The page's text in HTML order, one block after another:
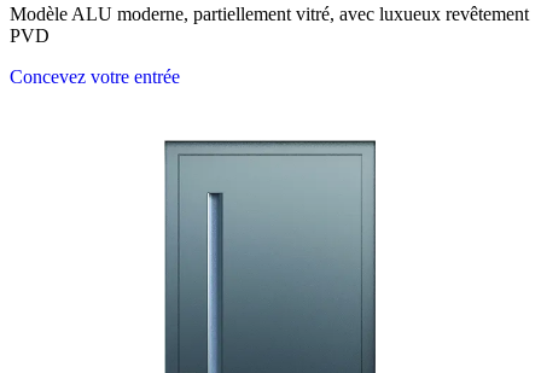
Modèle ALU moderne, partiellement vitré, avec luxueux revêtement
PVD
Concevez votre entrée